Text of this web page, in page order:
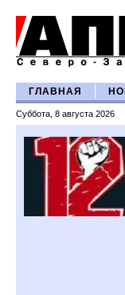
ГЛАВНАЯ
Суббота, 8 августа 2026